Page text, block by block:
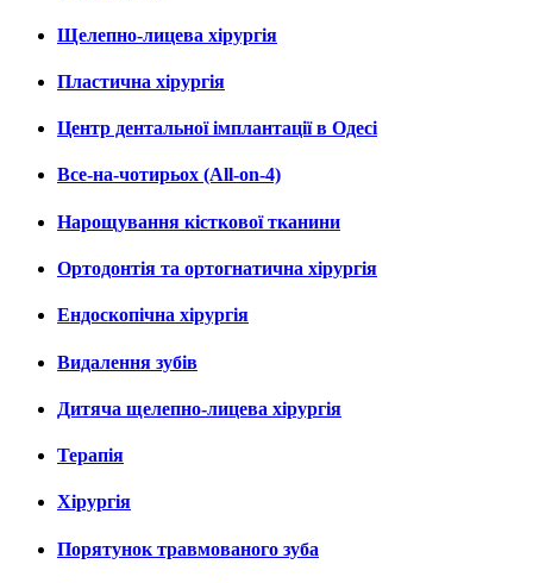
Щелепно-лицева хірургія
Пластична хірургія
Центр дентальної імплантації в Одесі
Все-на-чотирьох (All-on-4)
Нарощування кісткової тканини
Ортодонтія та ортогнатична хірургія
Ендоскопічна хірургія
Видалення зубів
Дитяча щелепно-лицева хірургія
Терапія
Хірургія
Порятунок травмованого зуба